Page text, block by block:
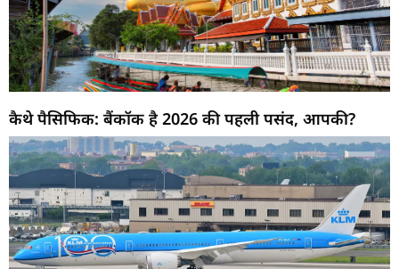
कैथे पैसिफिक: बैंकॉक है 2026 की पहली पसंद, आपकी?